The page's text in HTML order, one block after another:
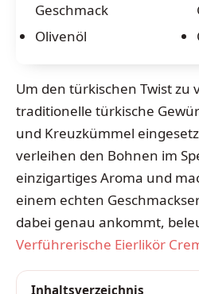
Geschmack
Olivenöl
Um den türkischen Twist zu
traditionelle türkische
und Kreuzkümmel
verleihen den Bohnen im
einzigartiges Aroma und
einem echten
dabei genau ankommt,
Verführerische Eierlikör
Inhaltsverzeichnis